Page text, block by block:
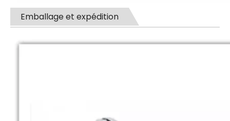
Emballage et expédition